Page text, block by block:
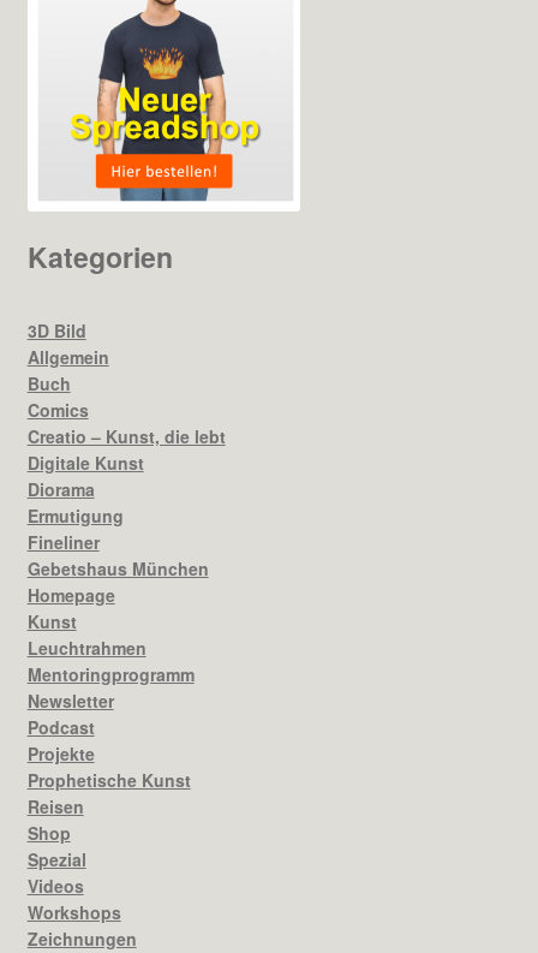
Kategorien
3D Bild
Allgemein
Buch
Comics
Creatio – Kunst, die lebt
Digitale Kunst
Diorama
Ermutigung
Fineliner
Gebetshaus München
Homepage
Kunst
Leuchtrahmen
Mentoringprogramm
Newsletter
Podcast
Projekte
Prophetische Kunst
Reisen
Shop
Spezial
Videos
Workshops
Zeichnungen